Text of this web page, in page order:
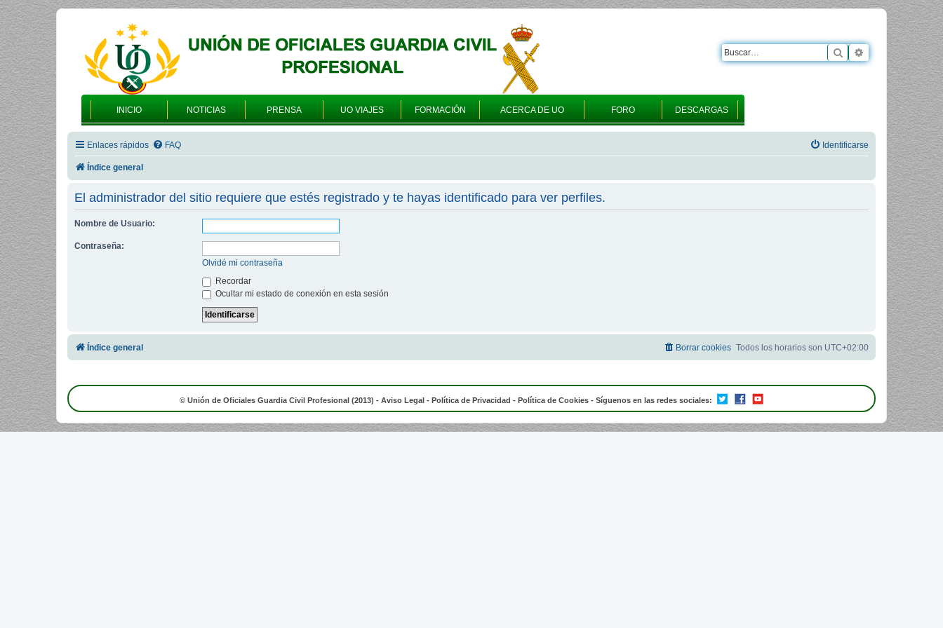
INICIO NOTICIAS PRENSA UO VIAJES FORMACIÓN ACERCA DE UO FORO DESCARGAS
Buscar Búsqueda
Enlaces rápidos FAQ Identificarse
Índice general
El administrador del sitio requiere que estés registrado y te hayas identificado para ver perfiles.
Nombre de Usuario:
Contraseña:
Olvidé mi contraseña
Recordar
Ocultar mi estado de conexión en esta sesión
Índice general Todos los horarios son UTC+02:00
Borrar cookies
© Unión de Oficiales Guardia Civil Profesional (2013) - Aviso Legal - Política de Privacidad - Política de Cookies - Síguenos en las redes sociales: